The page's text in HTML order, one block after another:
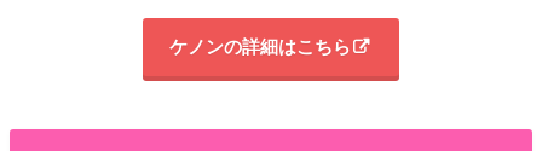
ケノンの詳細はこちら